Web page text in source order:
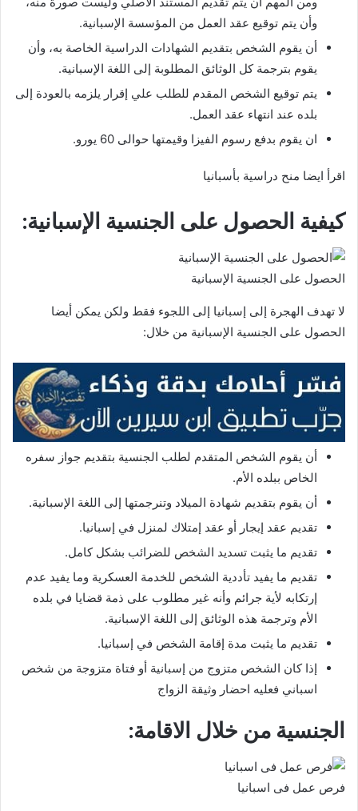
وأن يتم توقيع عقد العمل من المؤسسة الإسبانية.
أن يقوم الشخص بتقديم الشهادات الدراسية الخاصة به، وأن
يقوم بترجمة كل الوثائق المطلوبة إلى اللغة الإسبانية.
يتم توقيع الشخص المقدم للطلب علي إقرار يلزمه بالعودة إلى
بلده عند انتهاء عقد العمل.
ان يقوم بدفع رسوم الفيزا وقيمتها حوالى 60 يورو.
اقرأ ايضا منح دراسية بأسبانيا
كيفية الحصول على الجنسية الإسبانية:
الحصول على الجنسية الإسبانية
لا تهدف الهجرة إلى إسبانيا إلى اللجوء فقط ولكن يمكن أيضا
الحصول على الجنسية الإسبانية من خلال:
أن يقوم الشخص المتقدم لطلب الجنسية بتقديم جواز سفره
الخاص ببلده الأم.
أن يقوم بتقديم شهادة الميلاد وتنرجمتها إلى اللغة الإسبانية.
تقديم عقد إيجار أو عقد إمتلاك لمنزل في إسبانيا.
تقديم ما يثبت تسديد الشخص للضرائب بشكل كامل.
تقديم ما يفيد تأددية الشخص للخدمة العسكرية وما يفيد عدم
إرتكابه لأية جرائم وأنه غير مطلوب على ذمة قضايا في بلده
الأم وترجمة هذه الوثائق إلى اللغة الإسبانية.
تقديم ما يثبت مدة إقامة الشخص في إسبانيا.
إذا كان الشخص متزوج من إسبانية أو فتاة متزوجة من شخص
اسباني فعليه احضار وثيقة الزواج
الجنسية من خلال الاقامة:
فرص عمل فى اسبانيا